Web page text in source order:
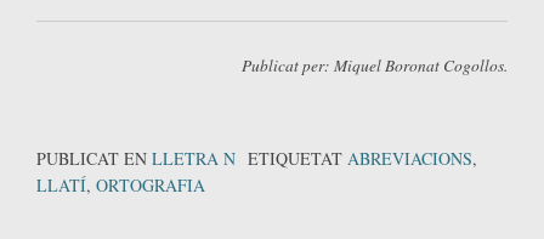
Publicat per: Miquel Boronat Cogollos.
PUBLICAT EN LLETRA N ETIQUETAT ABREVIACIONS,
LLATÍ, ORTOGRAFIA